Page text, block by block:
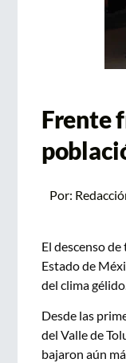
Frente
Por:
El descenso
Estado de
del clima
Desde las
del Valle de
bajaron aún